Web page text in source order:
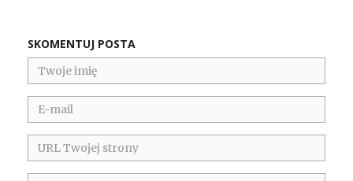
SKOMENTUJ POSTA